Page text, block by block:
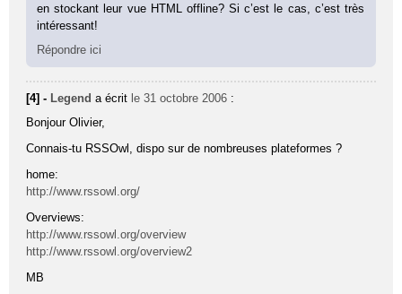
en stockant leur vue HTML offline? Si c’est le cas, c’est très
intéressant!
Répondre ici
[4] - Legend a écrit le 31 octobre 2006 :
Bonjour Olivier,
Connais-tu RSSOwl, dispo sur de nombreuses plateformes ?
home:
http://www.rssowl.org/
Overviews:
http://www.rssowl.org/overview
http://www.rssowl.org/overview2
MB